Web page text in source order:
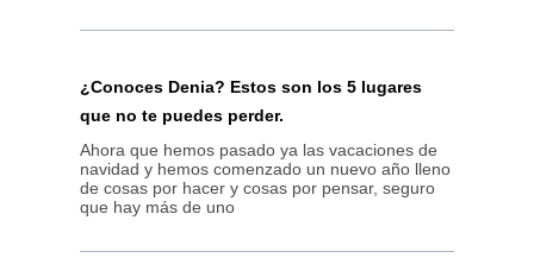
¿Conoces Denia? Estos son los 5 lugares
que no te puedes perder.
Ahora que hemos pasado ya las vacaciones de
navidad y hemos comenzado un nuevo año lleno
de cosas por hacer y cosas por pensar, seguro
que hay más de uno